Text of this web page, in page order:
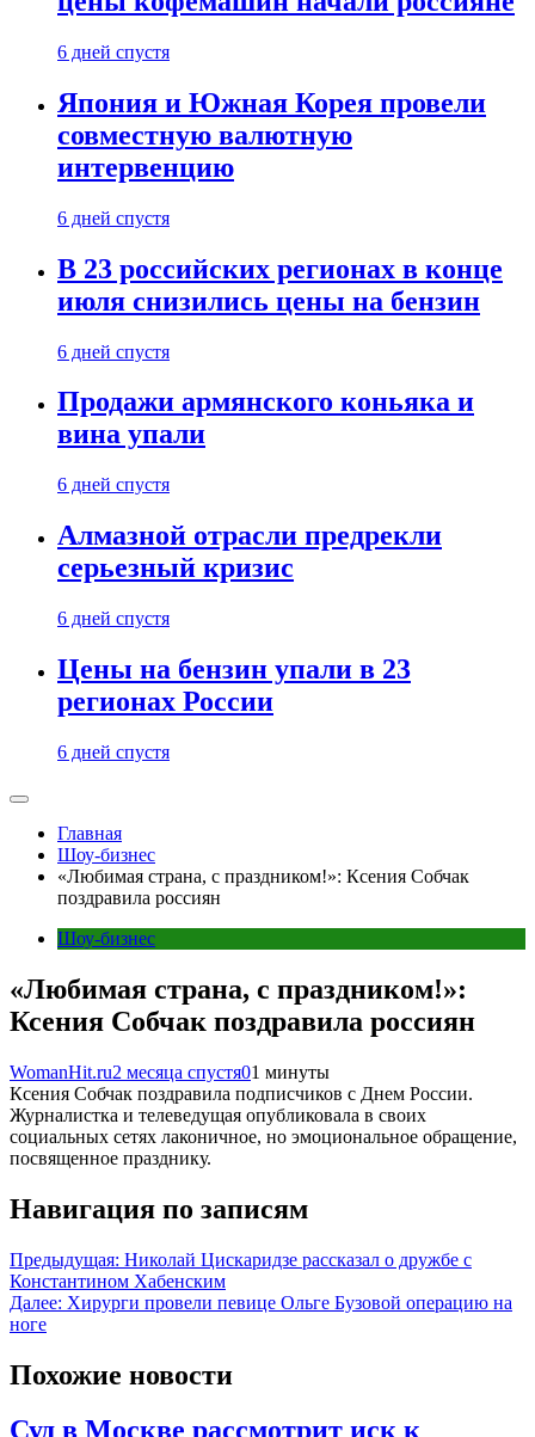
6 дней спустя
Япония и Южная Корея провели
совместную валютную
интервенцию
6 дней спустя
В 23 российских регионах в конце
июля снизились цены на бензин
6 дней спустя
Продажи армянского коньяка и
вина упали
6 дней спустя
Алмазной отрасли предрекли
серьезный кризис
6 дней спустя
Цены на бензин упали в 23
регионах России
6 дней спустя
Главная
Шоу-бизнес
«Любимая страна, с праздником!»: Ксения Собчак
поздравила россиян
Шоу-бизнес
«Любимая страна, с праздником!»:
Ксения Собчак поздравила россиян
WomanHit.ru2 месяца спустя01 минуты
Ксения Собчак поздравила подписчиков с Днем России.
Журналистка и телеведущая опубликовала в своих
социальных сетях лаконичное, но эмоциональное обращение,
посвященное празднику.
Навигация по записям
Предыдущая: Николай Цискаридзе рассказал о дружбе с
Константином Хабенским
Далее: Хирурги провели певице Ольге Бузовой операцию на
ноге
Похожие новости
Суд в Москве рассмотрит иск к